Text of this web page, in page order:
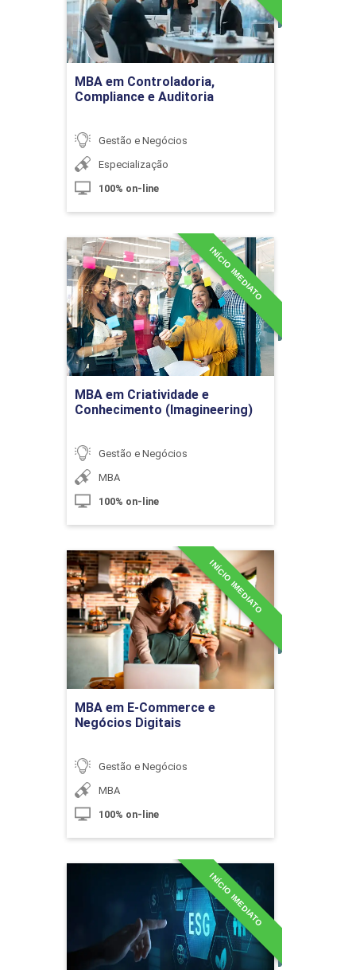
Fato Gerador
10h
Incentivos Fiscais
10h
Livros Fiscais e Contábeis,
Obrigatórios e Auxiliares
Planejamento Estratégico
10h
Contabilidade Financeira, Gerencial e
de Custos
Da Contabilidade Financeira à
MBA em Controladoria,
Compliance e Auditoria
Gestão e Negócios
Especialização
100% on-line
Ir para Inscrição
MBA em Criatividade e
Conhecimento (Imagineering)
INÍCIO IMEDIATO
Gestão e Negócios
MBA
100% on-line
MBA em Criatividade e
Conhecimento
(Imagineering)
Detalhes do curso
MBA em E-Commerce e
Negócios Digitais
INÍCIO IMEDIATO
Gestão e Negócios
MBA
100% on-line
MBA em E-Commerce e
Negócios Digitais
Detalhes do curso
Ir para Inscrição
INÍCIO IMEDIATO
MBA em ESG e
Sustentabilidade
Corporativa
Detalhes do curso